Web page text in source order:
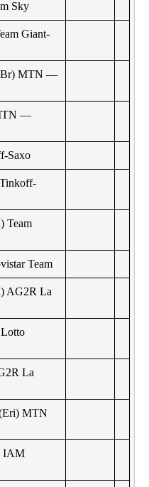
Sky
Giant-
MTN —
—
Saxo
Team
Team
AG2R La
La
MTN
IAM